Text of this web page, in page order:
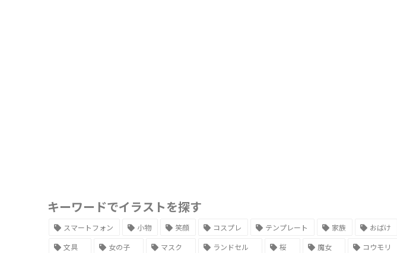
キーワードでイラストを探す
スマートフォン 小物 笑顔 コスプレ テンプレート 家族 おばけ
文具
女の子 マスク ランドセル 桜 魔女 コウモリ